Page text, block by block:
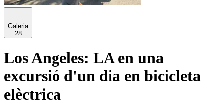
Galeria
28
Los Angeles: LA en una
excursió d'un dia en bicicleta
elèctrica